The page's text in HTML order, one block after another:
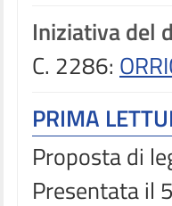
Iniziativa del
C. 2286:
PRIMA
Proposta di
Presentata il